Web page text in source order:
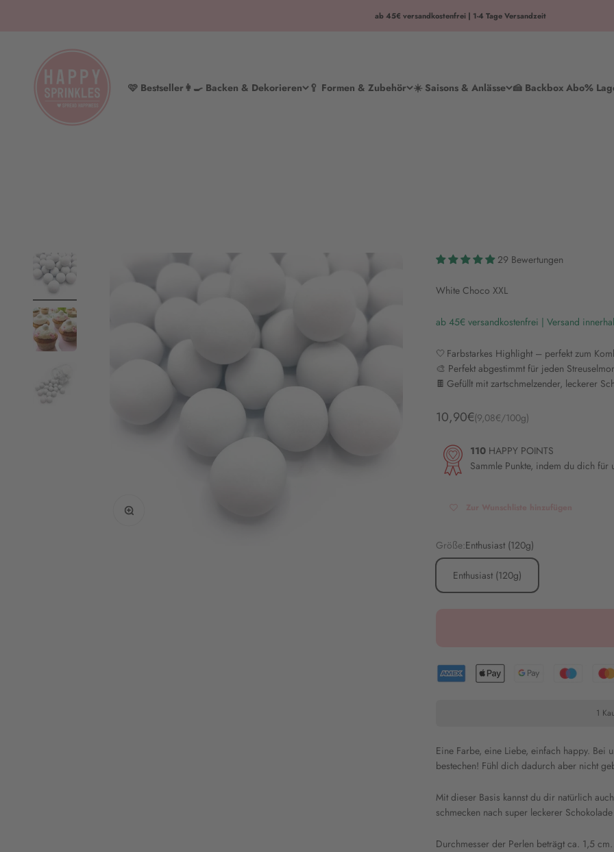
ab 45€ versandkostenfrei | 1-4 Tage Versandzeit
🩷 Bestseller👩‍🍳 Backen & Dekorieren 🥄 Formen & Zubehör ☀️ Saisons & Anlässe 🍰 Backbox Abo%
HAPPY SPRINKLES | D2C
29 Bewertungen
White Choco XXL
ab 45€ versandkostenfrei | Versand
🤍 Farbstarkes Highlight – perfekt zum
🎨 Perfekt abgestimmt für jeden
🍫 Gefüllt mit zartschmelzender, leckerer
Angebot
10,90€(9,08€/100g)
110 HAPPY POINTS
Sammle Punkte, indem du dich für
Größe:Enthusiast (120g)
Enthusiast (120g)
1
Eine Farbe, eine Liebe, einfach happy.
bestechen! Fühl dich dadurch aber nicht
Mit dieser Basis kannst du dir natürlich
schmecken nach super leckerer
Durchmesser der Perlen beträgt ca. 1,5 cm.